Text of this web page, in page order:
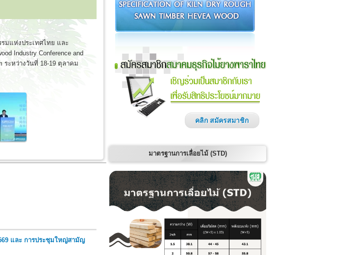
มแห่งประเทศไทย และ
Industry Conference and
ระหว่างวันที่ 18-19 ตุลาคม
และ การประชุมใหญ่สามัญ
คลิก สมัครสมาชิก
มาตรฐานการเลื่อยไม้ (STD)